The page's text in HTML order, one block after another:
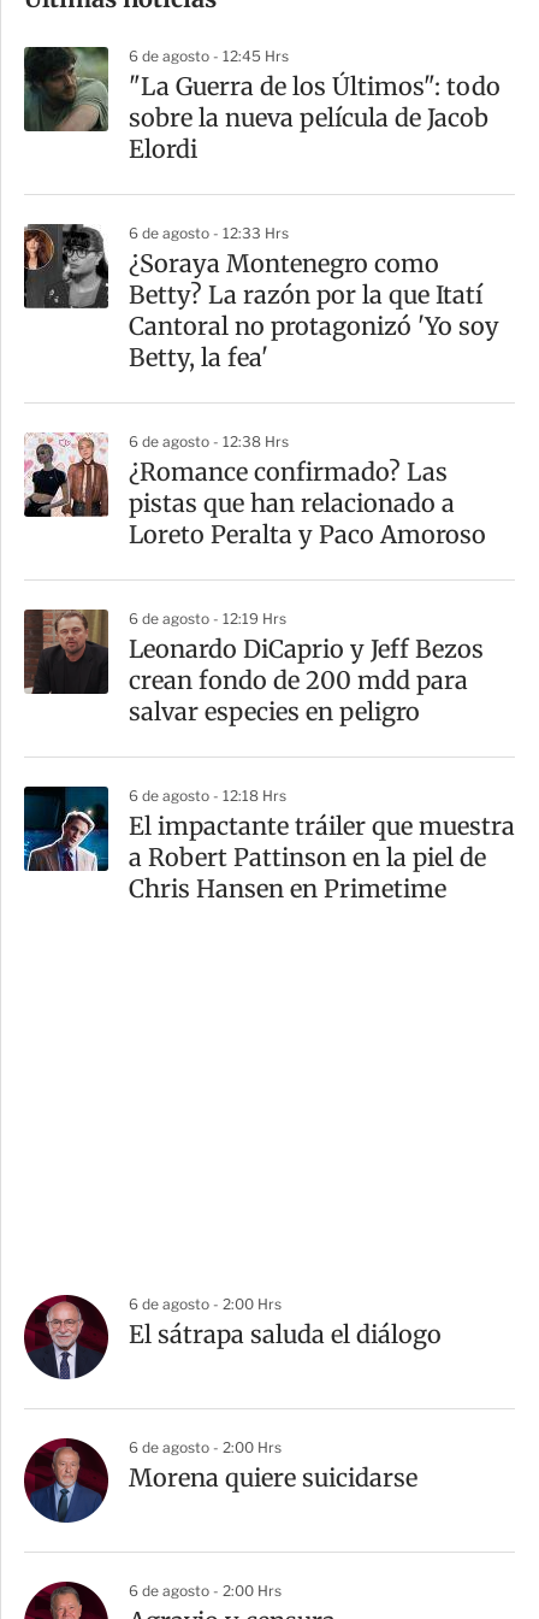
a
r
t
6 de agosto - 12:45 Hrs
"La Guerra de los Últimos": todo
sobre la nueva película de Jacob
Elordi
6 de agosto - 12:33 Hrs
¿Soraya Montenegro como
Betty? La razón por la que Itatí
Cantoral no protagonizó 'Yo soy
Betty, la fea'
6 de agosto - 12:38 Hrs
¿Romance confirmado? Las
pistas que han relacionado a
Loreto Peralta y Paco Amoroso
6 de agosto - 12:19 Hrs
Leonardo DiCaprio y Jeff Bezos
crean fondo de 200 mdd para
salvar especies en peligro
6 de agosto - 12:18 Hrs
El impactante tráiler que muestra
a Robert Pattinson en la piel de
Chris Hansen en Primetime
6 de agosto - 2:00 Hrs
El sátrapa saluda el diálogo
6 de agosto - 2:00 Hrs
Morena quiere suicidarse
6 de agosto - 2:00 Hrs